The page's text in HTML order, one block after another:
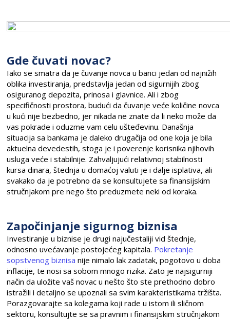
Gde čuvati novac?
Iako se smatra da je čuvanje novca u banci jedan od najnižih
oblika investiranja, predstavlja jedan od sigurnijih zbog
osiguranog depozita, prinosa i glavnice. Ali i zbog
specifičnosti prostora, budući da čuvanje veće količine novca
u kući nije bezbedno, jer nikada ne znate da li neko može da
vas pokrade i oduzme vam celu ušteđevinu. Današnja
situacija sa bankama je daleko drugačija od one koja je bila
aktuelna devedestih, stoga je i poverenje korisnika njihovih
usluga veće i stabilnije. Zahvaljujući relativnoj stabilnosti
kursa dinara, štednja u domaćoj valuti je i dalje isplativa, ali
svakako da je potrebno da se konsultujete sa finansijskim
stručnjakom pre nego što preduzmete neki od koraka.
Započinjanje sigurnog biznisa
Investiranje u biznise je drugi najučestaliji vid štednje,
odnosno uvećavanje postojećeg kapitala. Pokretanje
sopstvenog biznisa nije nimalo lak zadatak, pogotovo u doba
inflacije, te nosi sa sobom mnogo rizika. Zato je najsigurniji
način da uložite vaš novac u nešto što ste prethodno dobro
istražili i detaljno se upoznali sa svim karakteristikama tržišta.
Porazgovarajte sa kolegama koji rade u istom ili sličnom
sektoru, konsultujte se sa pravnim i finansijskim stručnjakom